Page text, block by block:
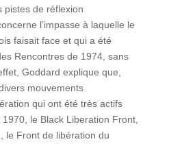
pistes de réflexion
l’impasse à laquelle le
faisait face et qui a été
Rencontres de 1974, sans
Goddard explique que,
mouvements
qui ont été très actifs
le Black Liberation Front,
le Front de libération du